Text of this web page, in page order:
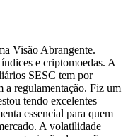
Visão Abrangente.
e criptomoedas. A
SESC tem por
a regulamentação. Fiz um
tendo excelentes
essencial para quem
A volatilidade